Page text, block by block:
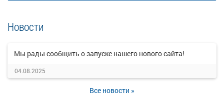
Новости
Мы рады сообщить о запуске нашего нового сайта!
04.08.2025
Все новости »